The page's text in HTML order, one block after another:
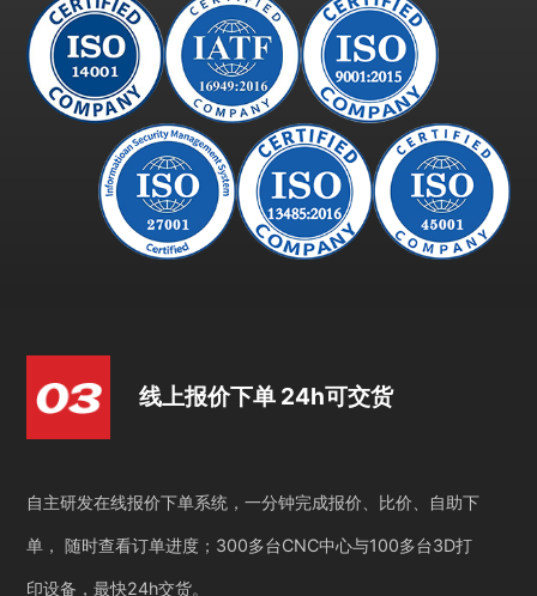
线上报价下单 24h可交货
自主研发在线报价下单系统，一分钟完成报价、比价、自助下
单， 随时查看订单进度；300多台CNC中心与100多台3D打
印设备，最快24h交货。